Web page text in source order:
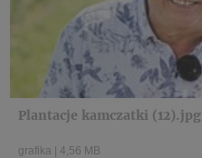
Plantacje kamczatki (12).jpg
grafika | 4,56 MB